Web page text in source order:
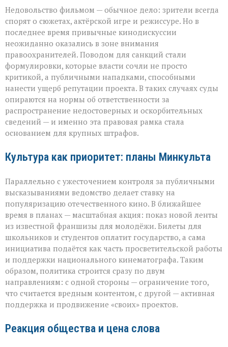
Недовольство фильмом — обычное дело: зрители всегда
спорят о сюжетах, актёрской игре и режиссуре. Но в
последнее время привычные кинодискуссии
неожиданно оказались в зоне внимания
правоохранителей. Поводом для санкций стали
формулировки, которые власти сочли не просто
критикой, а публичными нападками, способными
нанести ущерб репутации проекта. В таких случаях суды
опираются на нормы об ответственности за
распространение недостоверных и оскорбительных
сведений — и именно эта правовая рамка стала
основанием для крупных штрафов.
Культура как приоритет: планы Минкульта
Параллельно с ужесточением контроля за публичными
высказываниями ведомство делает ставку на
популяризацию отечественного кино. В ближайшее
время в планах — масштабная акция: показ новой ленты
из известной франшизы для молодёжи. Билеты для
школьников и студентов оплатит государство, а сама
инициатива подаётся как часть просветительской работы
и поддержки национального кинематографа. Таким
образом, политика строится сразу по двум
направлениям: с одной стороны — ограничение того,
что считается вредным контентом, с другой — активная
поддержка и продвижение «своих» проектов.
Реакция общества и цена слова